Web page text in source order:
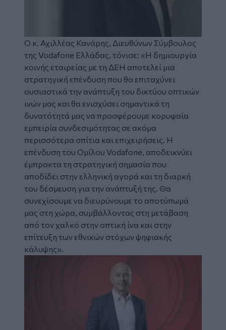
Ο κ. Αχιλλέας Κανάρης, Διευθύνων Σύμβουλος
της Vodafone Ελλάδας, τόνισε: «Η δημιουργία
κοινής εταιρείας με τη ΔΕΗ αποτελεί μια
στρατηγική επένδυση που θα επιταχύνει
ουσιαστικά την ανάπτυξη του δικτύου οπτικών
ινών μας και θα ενισχύσει σημαντικά τη
δυνατότητά μας να προσφέρουμε κορυφαία
εμπειρία συνδεσιμότητας σε ακόμα
περισσότερα σπίτια και επιχειρήσεις. Η
επένδυση του Ομίλου Vodafone, αποδεικνύει
έμπρακτα τη στρατηγική σημασία που
αποδίδει στην ελληνική αγορά και τη διαρκή
του δέσμευση για την ανάπτυξή της. Θα
συνεχίσουμε να διευρύνουμε το αποτύπωμά
μας στη χώρα, συμβάλλοντας στη μετάβαση
από τον χαλκό στην οπτική ίνα και στην
επίτευξη των εθνικών στόχων ψηφιακής
κάλυψης».